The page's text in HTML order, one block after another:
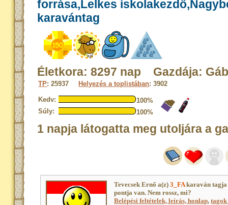
forrása,Lelkes
karavántag
Életkora: 8297 nap Gazdája:
TP: 25937 Helyezés a toplistában: 3902
Kedv:
100%
Súly:
100%
1 napja látogatta meg utoljára a
Tevecsek Ernő a(z)3_FAkaraván tagja
pontja van. Nem rossz, mi?
Belépési feltételek, leírás, honlap,